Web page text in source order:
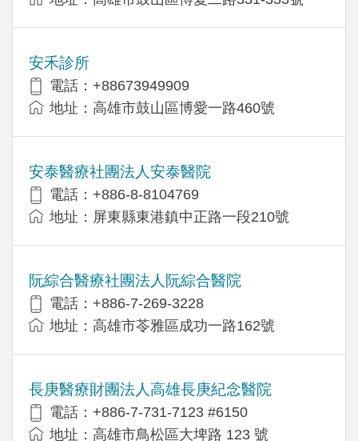
安禾診所
電話：+88673949909
地址：高雄市鼓山區博愛一路460號
安泰醫療社團法人安泰醫院
電話：+886-8-8104769
地址：屏東縣東港鎮中正路一段210號
阮綜合醫療社團法人阮綜合醫院
電話：+886-7-269-3228
地址：高雄市苓雅區成功一路162號
長庚醫療財團法人高雄長庚紀念醫院
電話：+886-7-731-7123 #6150
地址：高雄市鳥松區大埤路 123 號